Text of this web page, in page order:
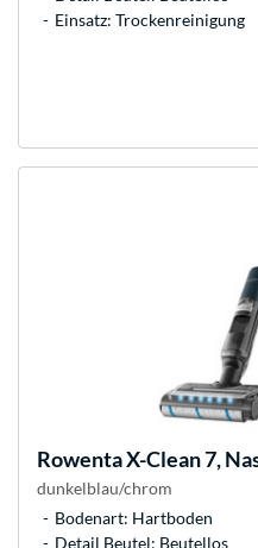
Einsatz: Trockenreinigung
RowentaX-Clean 7,
dunkelblau/chrom
Bodenart: Hartboden
Detail Beutel: Beutellos